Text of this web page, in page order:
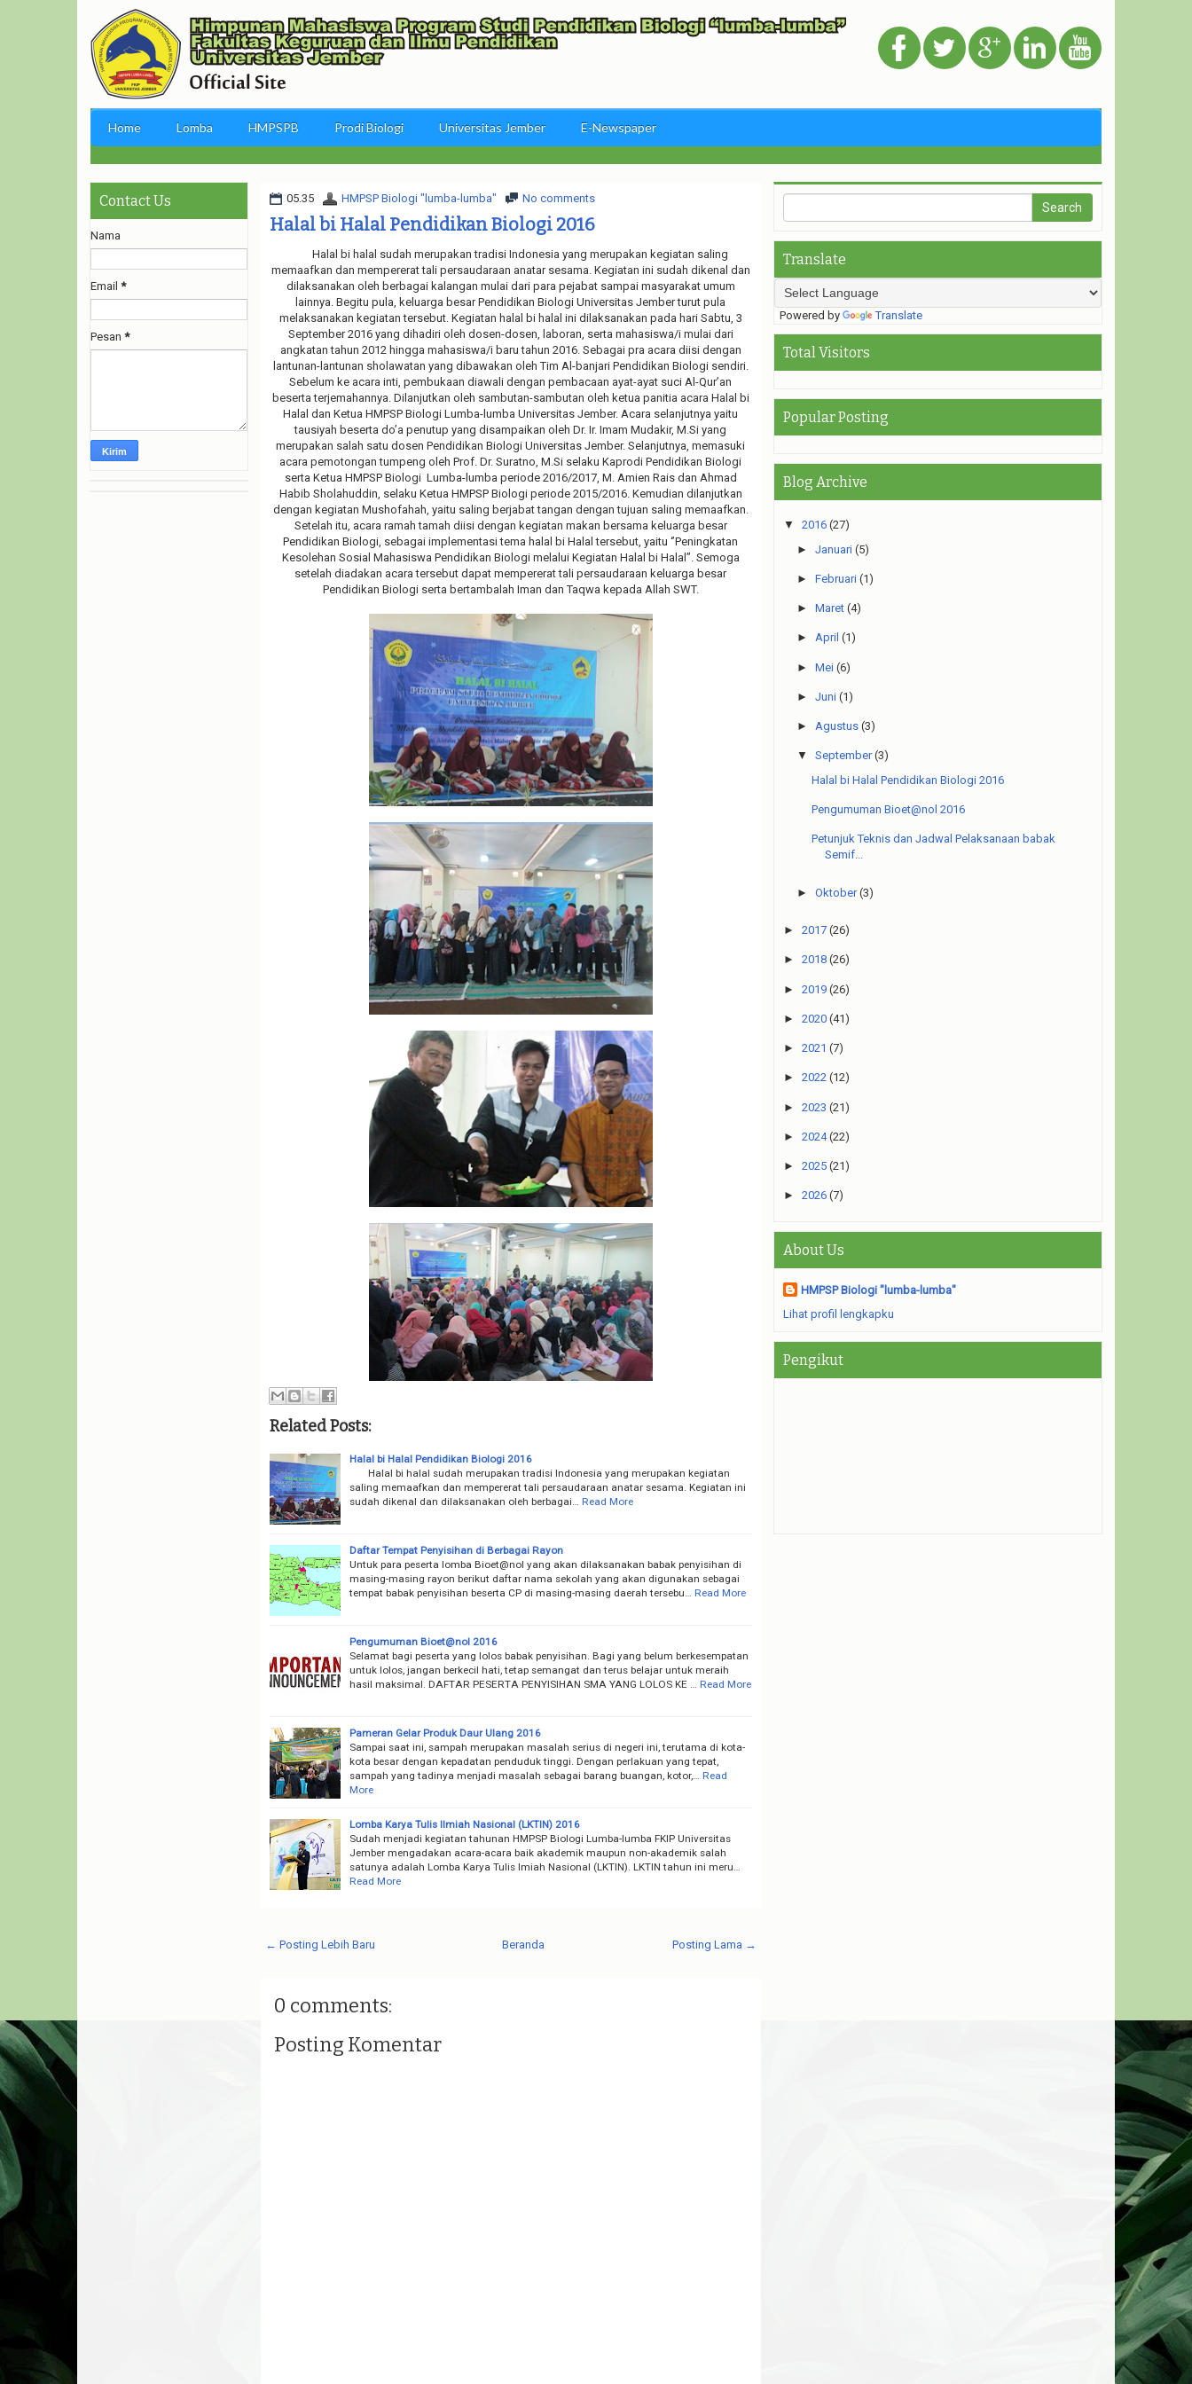
Home Lomba HMPSPB Prodi Biologi Universitas Jember E-Newspaper
05.35 HMPSP Biologi "lumba-lumba" No comments
Halal bi Halal Pendidikan Biologi 2016
Halal bi halal sudah merupakan tradisi Indonesia yang merupakan kegiatan saling
memaafkan dan mempererat tali persaudaraan anatar sesama. Kegiatan ini sudah dikenal dan
dilaksanakan oleh berbagai kalangan mulai dari para pejabat sampai masyarakat umum
lainnya. Begitu pula, keluarga besar Pendidikan Biologi Universitas Jember turut pula
melaksanakan kegiatan tersebut. Kegiatan halal bi halal ini dilaksanakan pada hari Sabtu, 3
September 2016 yang dihadiri oleh dosen-dosen, laboran, serta mahasiswa/i mulai dari
angkatan tahun 2012 hingga mahasiswa/i baru tahun 2016. Sebagai pra acara diisi dengan
lantunan-lantunan sholawatan yang dibawakan oleh Tim Al-banjari Pendidikan Biologi sendiri.
Sebelum ke acara inti, pembukaan diawali dengan pembacaan ayat-ayat suci Al-Qur’an
beserta terjemahannya. Dilanjutkan oleh sambutan-sambutan oleh ketua panitia acara Halal bi
Halal dan Ketua HMPSP Biologi Lumba-lumba Universitas Jember. Acara selanjutnya yaitu
tausiyah beserta do’a penutup yang disampaikan oleh Dr. Ir. Imam Mudakir, M.Si yang
merupakan salah satu dosen Pendidikan Biologi Universitas Jember. Selanjutnya, memasuki
acara pemotongan tumpeng oleh Prof. Dr. Suratno, M.Si selaku Kaprodi Pendidikan Biologi
serta Ketua HMPSP Biologi Lumba-lumba periode 2016/2017, M. Amien Rais dan Ahmad
Habib Sholahuddin, selaku Ketua HMPSP Biologi periode 2015/2016. Kemudian dilanjutkan
dengan kegiatan Mushofahah, yaitu saling berjabat tangan dengan tujuan saling memaafkan.
Setelah itu, acara ramah tamah diisi dengan kegiatan makan bersama keluarga besar
Pendidikan Biologi, sebagai implementasi tema halal bi Halal tersebut, yaitu ‘’Peningkatan
Kesolehan Sosial Mahasiswa Pendidikan Biologi melalui Kegiatan Halal bi Halal’’. Semoga
setelah diadakan acara tersebut dapat mempererat tali persaudaraan keluarga besar
Pendidikan Biologi serta bertambalah Iman dan Taqwa kepada Allah SWT.
Related Posts:
Halal bi Halal Pendidikan Biologi 2016
Halal bi halal sudah merupakan tradisi Indonesia yang merupakan kegiatan
saling memaafkan dan mempererat tali persaudaraan anatar sesama. Kegiatan ini
sudah dikenal dan dilaksanakan oleh berbagai…
Read More
Daftar Tempat Penyisihan di Berbagai Rayon
Untuk para peserta lomba Bioet@nol yang akan dilaksanakan babak penyisihan di
masing-masing rayon berikut daftar nama sekolah yang akan digunakan sebagai
tempat babak penyisihan beserta CP di masing-masing daerah tersebu…
Read More
Pengumuman Bioet@nol 2016
Selamat bagi peserta yang lolos babak penyisihan. Bagi yang belum berkesempatan
untuk lolos, jangan berkecil hati, tetap semangat dan terus belajar untuk meraih
hasil maksimal. DAFTAR PESERTA PENYISIHAN SMA YANG LOLOS KE …
Read More
Pameran Gelar Produk Daur Ulang 2016
Sampai saat ini, sampah merupakan masalah serius di negeri ini, terutama di kota-
kota besar dengan kepadatan penduduk tinggi. Dengan perlakuan yang tepat,
sampah yang tadinya menjadi masalah sebagai barang buangan, kotor,…
Read
More
Lomba Karya Tulis Ilmiah Nasional (LKTIN) 2016
Sudah menjadi kegiatan tahunan HMPSP Biologi Lumba-lumba FKIP Universitas
Jember mengadakan acara-acara baik akademik maupun non-akademik salah
satunya adalah Lomba Karya Tulis Imiah Nasional (LKTIN). LKTIN tahun ini meru…
Read More
← Posting Lebih Baru Posting Lama →
Beranda
0 comments:
Posting Komentar
Contact Us
Nama
Email *
Pesan *
Translate
Powered by Translate
Total Visitors
Popular Posting
Blog Archive
▼ 2016 (27)
►Januari (5)
►Februari (1)
►Maret (4)
►April (1)
►Mei (6)
►Juni (1)
►Agustus (3)
▼ September (3)
Halal bi Halal Pendidikan Biologi 2016
Pengumuman Bioet@nol 2016
Petunjuk Teknis dan Jadwal Pelaksanaan babak
Semif...
►Oktober (3)
► 2017 (26)
► 2018 (26)
► 2019 (26)
► 2020 (41)
► 2021 (7)
► 2022 (12)
► 2023 (21)
► 2024 (22)
► 2025 (21)
► 2026 (7)
About Us
HMPSP Biologi "lumba-lumba"
Lihat profil lengkapku
Pengikut